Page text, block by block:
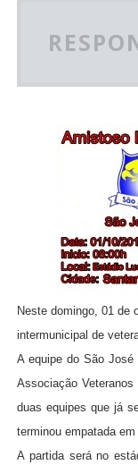
Neste domingo, 01 de
intermunicipal de
A equipe do São
Associação
duas equipes que já
terminou empatada
A partida será no